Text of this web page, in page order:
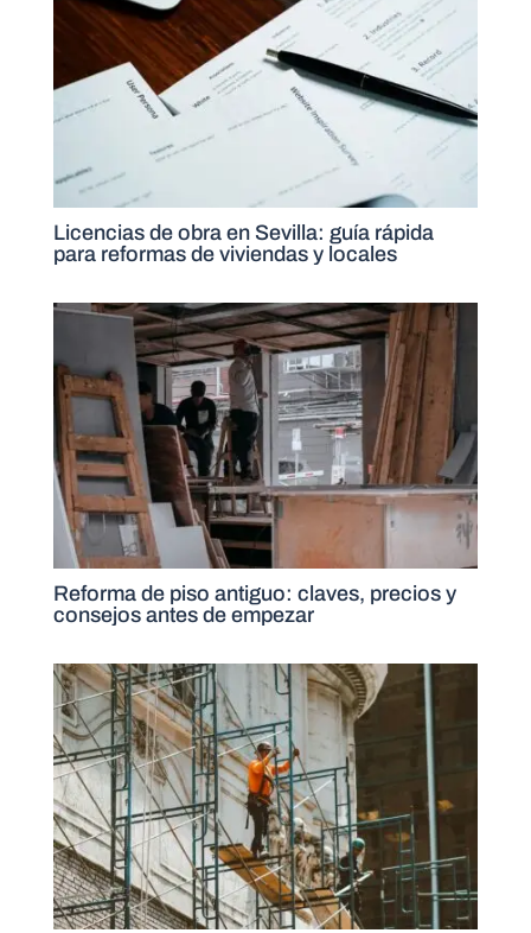
Licencias de obra en Sevilla: guía rápida
para reformas de viviendas y locales
Reforma de piso antiguo: claves, precios y
consejos antes de empezar